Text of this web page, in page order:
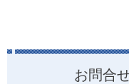
お問合